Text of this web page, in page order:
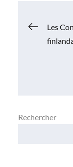
Les
Rechercher